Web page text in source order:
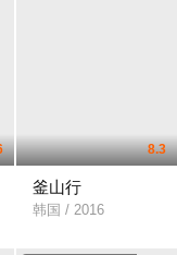
8.3
釜山行
韩国 / 2016